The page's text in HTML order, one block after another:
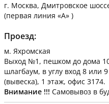
г. Москва, Дмитровское
(первая линия «A» )
Проезд:
м. Яхромская
Выход №1, пешком до дома
шлагбаум, в углу вход 8 или
(вывеска), 1 этаж, офис 3174.
Внимание !!! Самовывоз в